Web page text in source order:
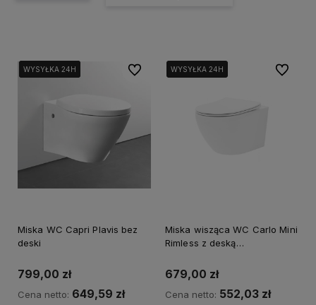
WYSYŁKA 24H
WYSYŁKA 24H
WYSYŁKA 24H
Miska WC Capri Plavis bez
deski
799,00 zł
Cena netto: 649,59 zł
Do ulubionychWYSYŁKA 24H
WYSYŁKA 24H
Miska wisząca WC Carlo Mini
Rimless z deską
Wyprzedaż
679,00 zł
Cena netto: 552,03 zł
Do